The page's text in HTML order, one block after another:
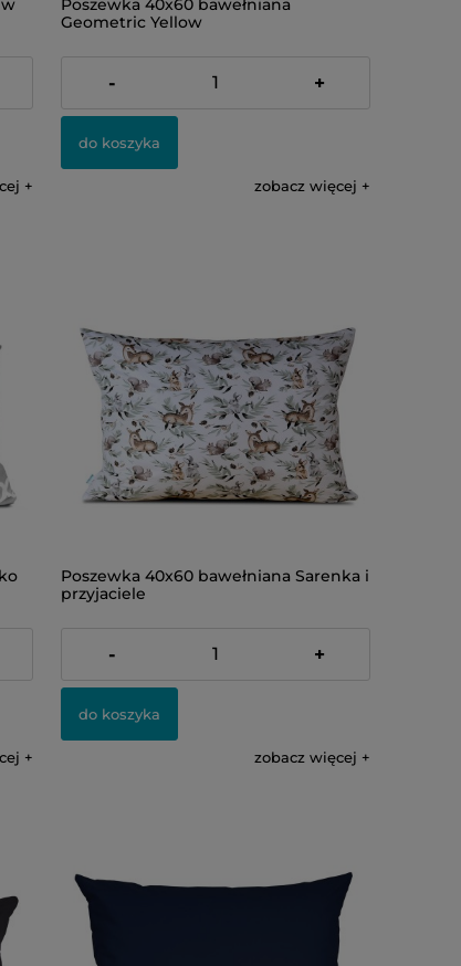
Poszewka 40x60 bawełniana
Geometric Yellow
27,00 zł
- +
do koszyka
zobacz więcej
Poszewka 40x60 bawełniana Sarenka i
przyjaciele
24,00 zł
- +
do koszyka
zobacz więcej